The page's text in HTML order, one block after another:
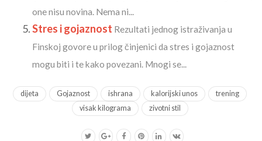
one nisu novina. Nema ni...
Stres i gojaznost Rezultati jednog istraživanja u
Finskoj govore u prilog činjenici da stres i gojaznost
mogu biti i te kako povezani. Mnogi se...
dijeta Gojaznost ishrana kalorijski unos
trening
visak kilograma
zivotni stil